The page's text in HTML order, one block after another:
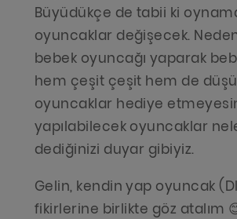
Büyüdükçe de tabii ki
oyuncaklar değişecek.
bebek oyuncağı yaparak
hem çeşit çeşit hem de
oyuncaklar hediye
yapılabilecek oyuncaklar
dediğinizi duyar gibiyiz.
Gelin, kendin yap oyuncak
fikirlerine birlikte göz atalım